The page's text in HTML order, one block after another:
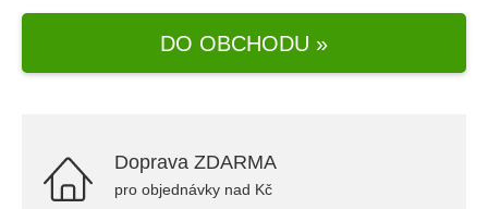
DO OBCHODU »
Doprava ZDARMA
pro objednávky nad Kč